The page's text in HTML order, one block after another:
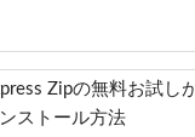
Zipの無料お試し
ストール方法